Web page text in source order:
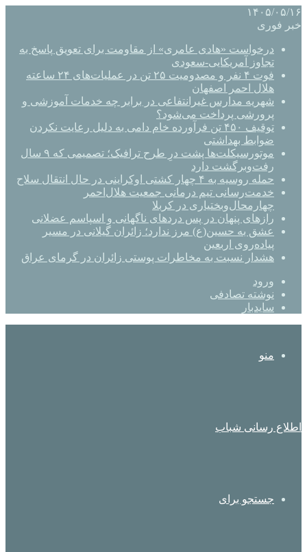
۱۴۰۵/۰۵/۱۶
خبر فوری
درخواست «هادی عامری» از مقاومت برای تعویق پاسخ به
تجاوز آمریکایی-سعودی
فوت ۴ نفر و مصدومیت ۲۵ تن در عملیات‌های ۲۴ ساعته
هلال احمر اصفهان
شهریه مدارس غیرانتفاعی در برابر چه خدمات آموزشی و
پرورشی پرداخت می‌شود؟
توقیف ۴۵۰ تن فرآورده خام دامی به دلیل رعایت نکردن
ضوابط بهداشتی
موتورسیکلت‌ها پشت درِ طرح ترافیک؛ تصمیمی که ۹ سال
رفت‌وبرگشت دارد
حمله روسیه به ۴ چهار کشتی اوکراینی در حال انتقال سلاح
خدمت‌رسانی تیم درمانی جمعیت هلال‌احمر
چهارمحال‌وبختیاری در کربلا
رازهای پنهان در پس دردهای ناگهانی و اسپاسم عضلانی
عشق به حسین(ع) مرز ندارد؛ زائران گیلانی در مسیر
پیاده‌روی اربعین
هشدار نسبت به مخاطرات پوستی زائران در گرمای عراق
ورود
نوشته تصادفی
سایدبار
منو
اطلاع رسانی شباب
جستجو برای